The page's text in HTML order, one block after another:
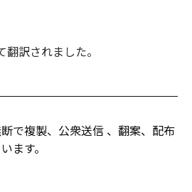
訳されました。
で複製、公衆送信 、翻案、配布
ます。